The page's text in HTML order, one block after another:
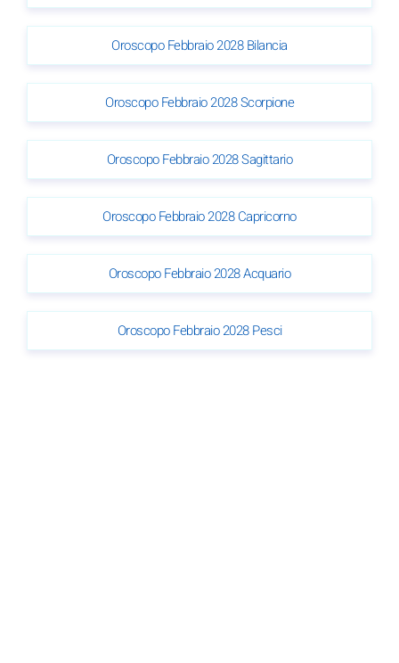
Oroscopo Febbraio 2028 Bilancia
Oroscopo Febbraio 2028 Scorpione
Oroscopo Febbraio 2028 Sagittario
Oroscopo Febbraio 2028 Capricorno
Oroscopo Febbraio 2028 Acquario
Oroscopo Febbraio 2028 Pesci